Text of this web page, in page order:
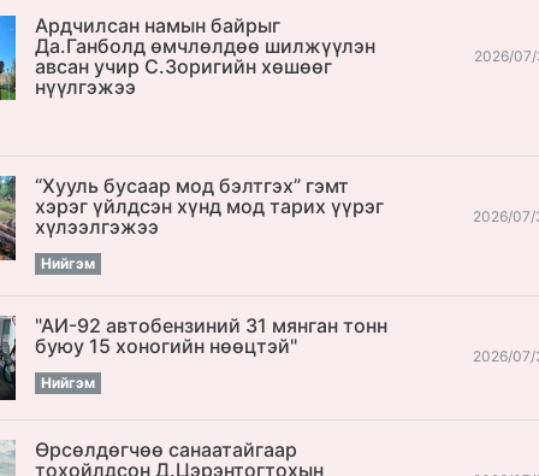
Ардчилсан намын байрыг
Да.Ганболд өмчлөлдөө шилжүүлэн
авсан учир С.Зоригийн хөшөөг
нүүлгэжээ
2026/07/
“Хууль бусаар мод бэлтгэх” гэмт
хэрэг үйлдсэн хүнд мод тарих үүрэг
хүлээлгэжээ
Нийгэм
2026/07/
"АИ-92 автобензиний 31 мянган тонн
буюу 15 хоногийн нөөцтэй"
Нийгэм
2026/07/
Өрсөлдөгчөө санаатайгаар
тохойлдсон Д.Цэрэнтогтохын